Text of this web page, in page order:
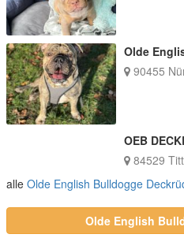
Olde
90455
OEB
84529
alleOlde English Bulldogge
Olde English